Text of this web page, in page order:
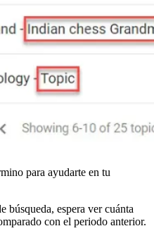
para ayudarte en tu
búsqueda, espera ver cuánta
con el periodo anterior.